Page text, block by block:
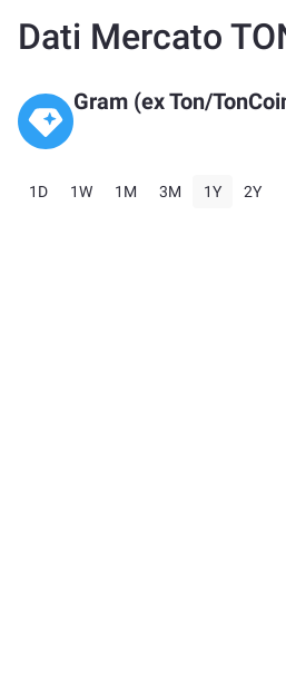
Dati Mercato
Gram (ex Ton/
1D 1W 1M 3M 1Y 2Y